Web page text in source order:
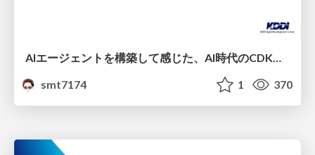
AIエージェントを構築して感じた、AI時代のCDKとの向き合い方
smt7174
1 370